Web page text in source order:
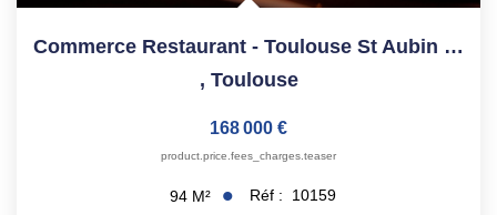
Commerce Restaurant - Toulouse St Aubin - 94 M²
, Toulouse
168 000 €
product.price.fees_charges.teaser
94 M² Réf : 10159